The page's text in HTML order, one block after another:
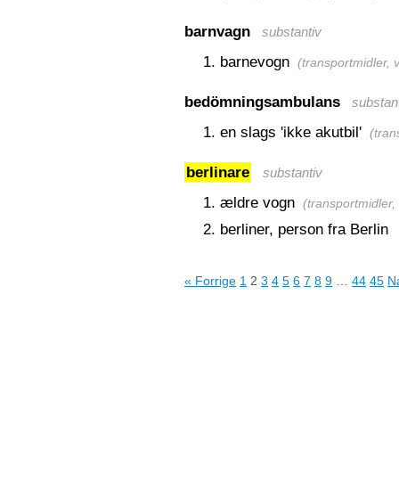
barnvagn substantiv
barnevogn (transportmidler,
bedömningsambulans
en slags 'ikke akutbil' (
berlinare substantiv
ældre vogn (transportmidler,
berliner, person fra Berlin
« Forrige 1 2 3 4 5 6 7 8 9 44 45